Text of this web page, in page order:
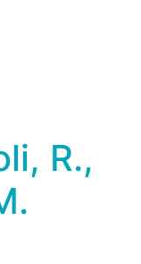
R.,